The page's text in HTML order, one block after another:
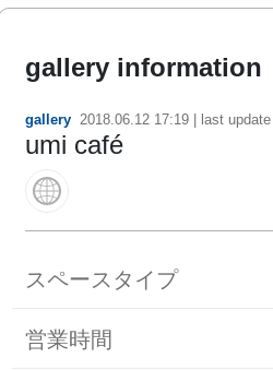
gallery information
gallery 2018.06.12 17:19 | last update
umi café
スペースタイプ
営業時間